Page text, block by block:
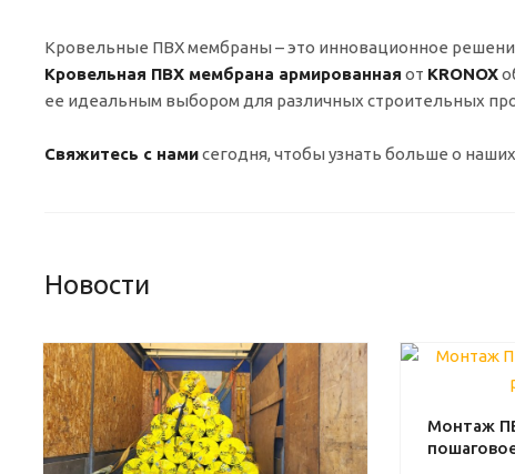
Кровельные ПВХ мембраны – это инновационное
Кровельная ПВХ мембрана армированная от KRONOX
ее идеальным выбором для различных строительных
Свяжитесь с намисегодня, чтобы узнать больше о
Новости
Монтаж